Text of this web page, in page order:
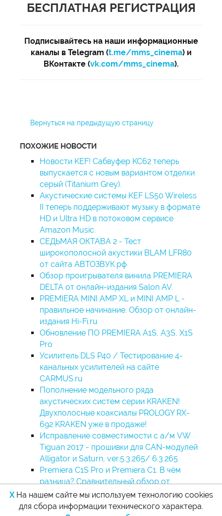
БЕСПЛАТНАЯ РЕГИСТРАЦИЯ
Подписывайтесь на наши информационные
каналы в Telegram (t.me/mms_cinema) и
ВКонтакте (vk.com/mms_cinema).
Вернуться на предыдущую страницу
ПОХОЖИЕ НОВОСТИ
Новости KEF! Сабвуфер KC62 теперь
выпускается с новым вариантом отделки
серый (Titanium Grey).
Акустические системы KEF LS50 Wireless
II теперь поддерживают музыку в формате
HD и Ultra HD в потоковом сервисе
Amazon Music.
СЕДЬМАЯ ОКТАВА 2 - Тест
широкополосной акустики BLAM LFR80
от сайта АВТОЗВУК.рф
Обзор проигрывателя винила PREMIERA
DELTA от онлайн-издания Salon AV.
PREMIERA MINI AMP XL и MINI AMP L -
правильное начинание. Обзор от онлайн-
издания Hi-Fi.ru
Обновление ПО PREMIERA A1S, A3S, X1S
Pro
Усилитель DLS P40 / Тестирование 4-
канальных усилителей на сайте
CARMUS.ru
Пополнение модельного ряда
акустических систем серии KRAKEN!
Двухполосные коаксиалы PROLOGY RX-
692 KRAKEN уже в продаже!
Исправление совместимости с а/м VW
Tiguan 2017 - прошивки для CAN-модулей
Alligator и Saturn, ver.5.3.265/ 6.3.265
Premiera C1S Pro и Premiera C1. В чём
разница? Сравнительный обзор от
экспертов SoundProLab.
XНа нашем сайте мы используем технологию cookies
для сбора информации технического характера.